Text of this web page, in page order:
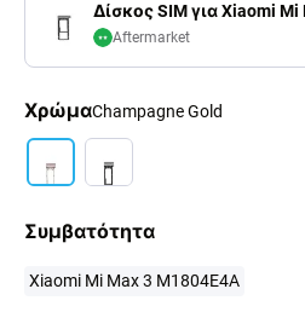
Δίσκος SIM για Xiaomi Mi
Aftermarket
ΧρώμαChampagne Gold
Συμβατότητα
Xiaomi Mi Max 3 M1804E4A